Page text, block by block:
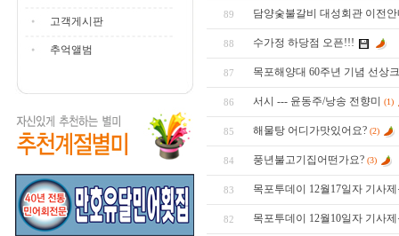
고객게시판
추억앨범
89 담양숯불갈비 대성회관 이전안
88 수가정 하당점 오픈!!!
87 목포해양대 60주년 기념 선상
86 서시 --- 윤동주/낭송 전향미 (1)
85 해물탕 어디가맛있어요? (2)
84 풍년불고기집어떤가요? (3)
83 목포투데이 12월17일자 기사
82 목포투데이 12월10일자 기사